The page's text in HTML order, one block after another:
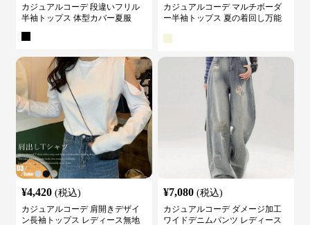
カジュアルコーデ 段違いフリル
半袖トップス 体型カバー夏服
カジュアルコーデ マルチボーダ
ー半袖トップス 夏の着回し万能
¥4,420 (税込)
カジュアルコーデ 肩開きデザイ
ン長袖トップス レディース無地
¥7,080 (税込)
カジュアルコーデ ダメージ加工
ワイドデニムパンツ レディース